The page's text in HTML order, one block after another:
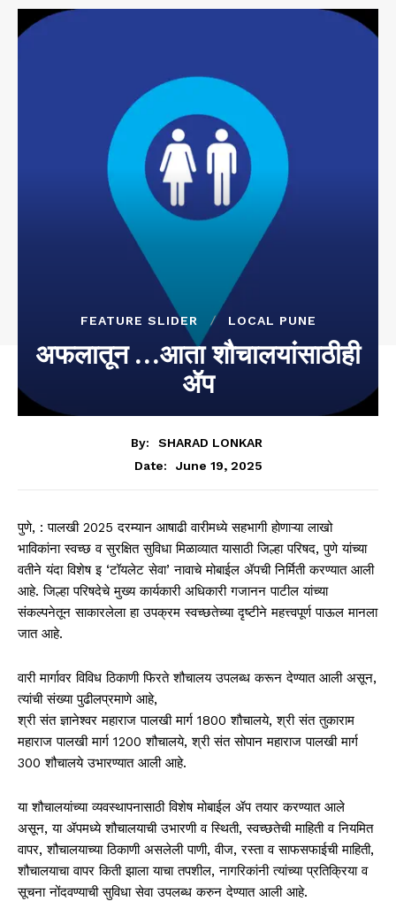
FEATURE SLIDER LOCAL PUNE
अफलातून …आता शौचालयांसाठीही
ॲप
By:
SHARAD LONKAR
Date:
June 19, 2025
पुणे, : पालखी 2025 दरम्यान आषाढी वारीमध्ये सहभागी होणाऱ्या लाखो
भाविकांना स्वच्छ व सुरक्षित सुविधा मिळाव्यात यासाठी जिल्हा परिषद, पुणे यांच्या
वतीने यंदा विशेष इ ‘टॉयलेट सेवा’ नावाचे मोबाईल ॲपची निर्मिती करण्यात आली
आहे. जिल्हा परिषदेचे मुख्य कार्यकारी अधिकारी गजानन पाटील यांच्या
संकल्पनेतून साकारलेला हा उपक्रम स्वच्छतेच्या दृष्टीने महत्त्वपूर्ण पाऊल मानला
जात आहे.
वारी मार्गावर विविध ठिकाणी फिरते शौचालय उपलब्ध करून देण्यात आली असून,
त्यांची संख्या पुढीलप्रमाणे आहे,
श्री संत ज्ञानेश्वर महाराज पालखी मार्ग 1800 शौचालये, श्री संत तुकाराम
महाराज पालखी मार्ग 1200 शौचालये, श्री संत सोपान महाराज पालखी मार्ग
300 शौचालये उभारण्यात आली आहे.
या शौचालयांच्या व्यवस्थापनासाठी विशेष मोबाईल ॲप तयार करण्यात आले
असून, या ॲपमध्ये शौचालयाची उभारणी व स्थिती, स्वच्छतेची माहिती व नियमित
वापर, शौचालयाच्या ठिकाणी असलेली पाणी, वीज, रस्ता व साफसफाईची माहिती,
शौचालयाचा वापर किती झाला याचा तपशील, नागरिकांनी त्यांच्या प्रतिक्रिया व
सूचना नोंदवण्याची सुविधा सेवा उपलब्ध करुन देण्यात आली आहे.